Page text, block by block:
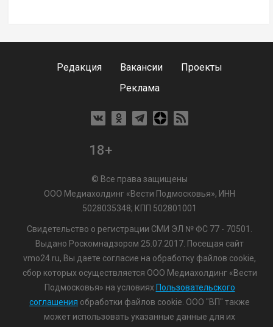
Редакция Вакансии
Проекты
Реклама
18+
© Все права защищены
ООО Медиахолдинг «Вести Подмосковья», ИНН
5028035348; КПП 502801001
Свидетельство о регистрации СМИ ЭЛ № ФС 77 - 70501.
Выдано Роскомнадзором 25.07.2017. Посещая сайт
vmo24.ru, Вы даете согласие на обработку файлов cookie,
сбор которых осуществляется ООО Медиахолдинг «Вести
Подмосковья» на условиях Пользовательского
соглашения обработки файлов cookie. ООО "ВП" также
может использовать указанные данные для их